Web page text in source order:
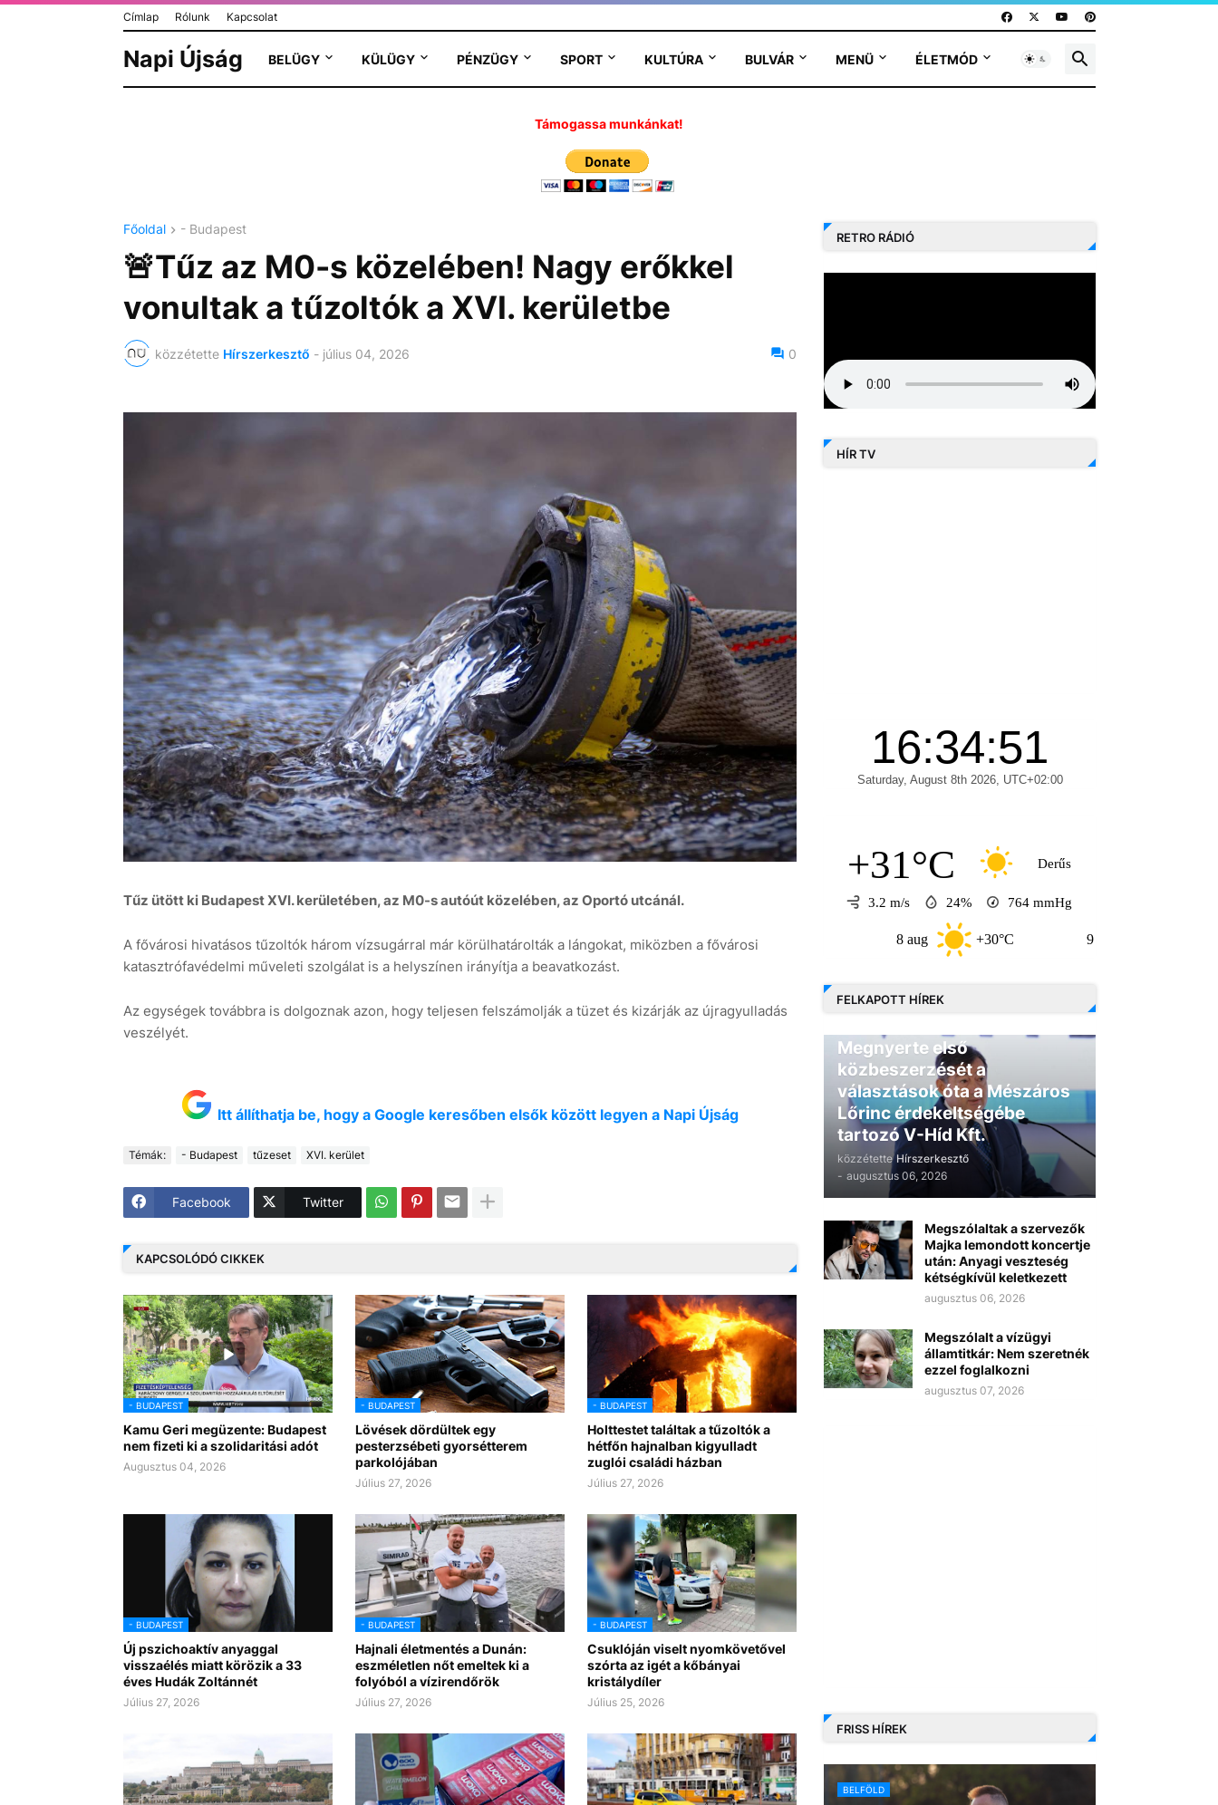
Címlap Rólunk Kapcsolat
Napi Újság BELÜGY KÜLÜGY PÉNZÜGY SPORT KULTÚRA BULVÁR MENÜ ÉLETMÓD
Támogassa munkánkat!
Főoldal - Budapest
🚨Tűz az M0-s közelében! Nagy erőkkel
vonultak a tűzoltók a XVI. kerületbe
közzétette Hírszerkesztő - július 04, 2026 0
Tűz ütött ki Budapest XVI. kerületében, az M0-s autóút közelében, az Oportó utcánál.
A fővárosi hivatásos tűzoltók három vízsugárral már körülhatárolták a lángokat, miközben a fővárosi
katasztrófavédelmi műveleti szolgálat is a helyszínen irányítja a beavatkozást.
Az egységek továbbra is dolgoznak azon, hogy teljesen felszámolják a tüzet és kizárják az újragyulladás
veszélyét.
Itt állíthatja be, hogy a Google keresőben elsők között legyen a Napi Újság
Témák: - Budapest tűzeset XVI. kerület
Facebook Twitter
KAPCSOLÓDÓ CIKKEK
- BUDAPEST
Kamu Geri megüzente: Budapest
nem fizeti ki a szolidaritási adót
Augusztus 04, 2026
- BUDAPEST
Lövések dördültek egy
pesterzsébeti gyorsétterem
parkolójában
Július 27, 2026
- BUDAPEST
Holttestet találtak a tűzoltók a
hétfőn hajnalban kigyulladt
zuglói családi házban
Július 27, 2026
- BUDAPEST
Új pszichoaktív anyaggal
visszaélés miatt körözik a 33
éves Hudák Zoltánnét
Július 27, 2026
- BUDAPEST
Hajnali életmentés a Dunán:
eszméletlen nőt emeltek ki a
folyóból a vízirendőrök
Július 27, 2026
- BUDAPEST
Csuklóján viselt nyomkövetővel
szórta az igét a kőbányai
kristálydíler
Július 25, 2026
RETRO RÁDIÓ
HÍR TV
+31°C Derűs
3.2 m/s 24% 764 mmHg
+30°C
FELKAPOTT HÍREK
Megnyerte első
közbeszerzését a
választások óta a Mészáros
Lőrinc érdekeltségébe
tartozó V-Híd Kft.
közzétette Hírszerkesztő
- augusztus 06, 2026
Megszólaltak a szervezők
Majka lemondott koncertje
után: Anyagi veszteség
kétségkívül keletkezett
augusztus 06, 2026
Megszólalt a vízügyi
államtitkár: Nem szeretnék
ezzel foglalkozni
augusztus 07, 2026
FRISS HÍREK
BELFÖLD